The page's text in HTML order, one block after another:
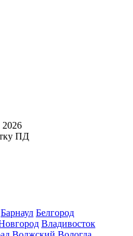
ПД
Барнаул Белгород
Владивосток